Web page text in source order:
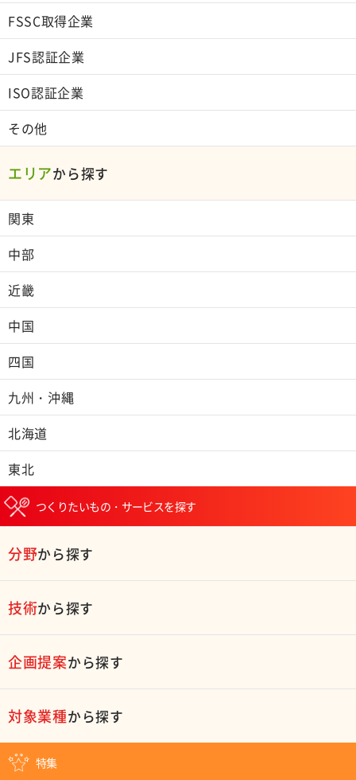
FSSC取得企業
JFS認証企業
ISO認証企業
その他
エリアから探す
関東
中部
近畿
中国
四国
九州・沖縄
北海道
東北
つくりたいもの・サービスを探す
分野から探す
技術から探す
企画提案から探す
対象業種から探す
特集